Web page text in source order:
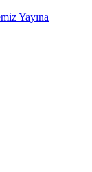
Yayına